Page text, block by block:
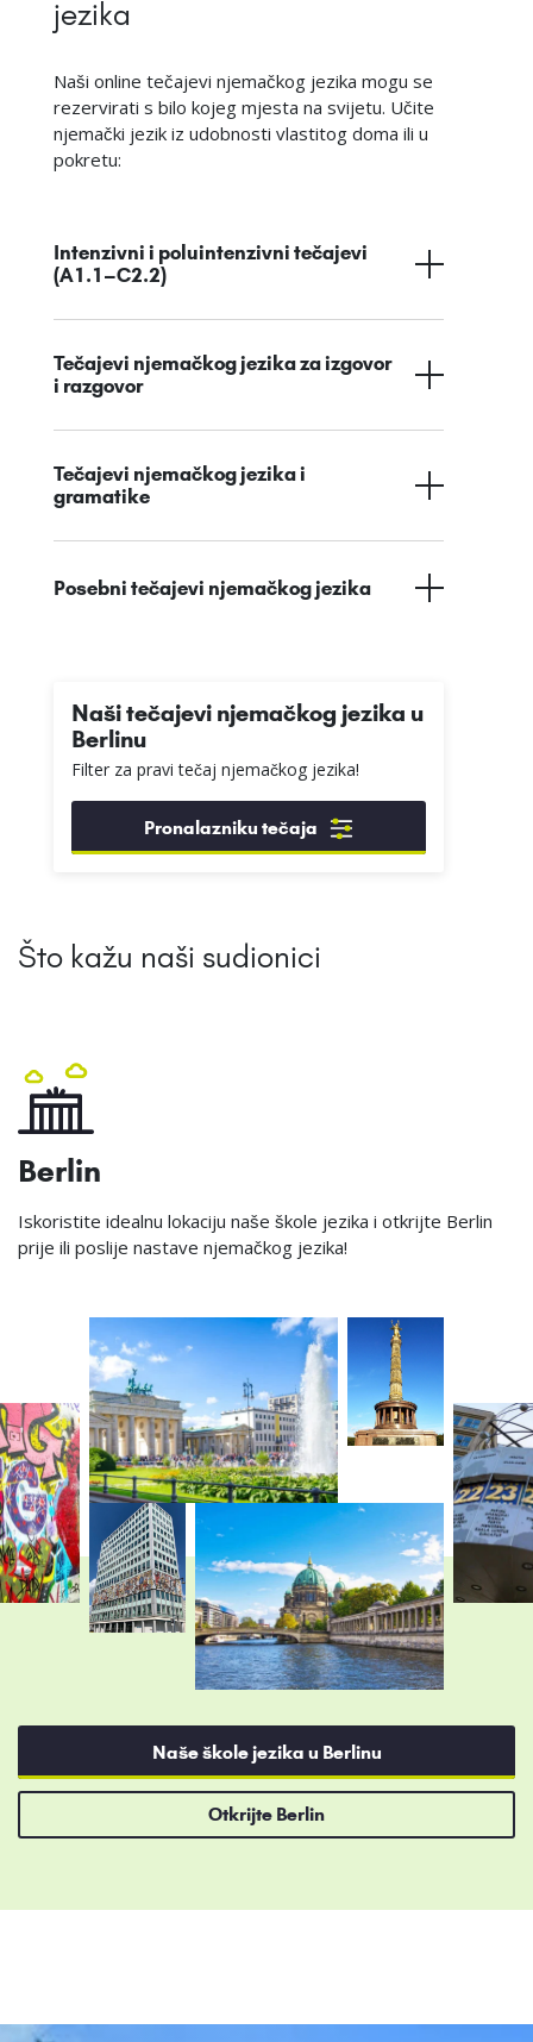
jezika
Naši online tečajevi njemačkog jezika mogu se
rezervirati s bilo kojeg mjesta na svijetu. Učite
njemački jezik iz udobnosti vlastitog doma ili u
pokretu:
Intenzivni i poluintenzivni tečajevi
(A1.1–C2.2)
Tečajevi njemačkog jezika za izgovor
i razgovor
Tečajevi njemačkog jezika i
gramatike
Posebni tečajevi njemačkog jezika
Naši tečajevi njemačkog jezika u
Berlinu
Filter za pravi tečaj njemačkog jezika!
Pronalazniku tečaja
Što kažu naši sudionici
Berlin
Iskoristite idealnu lokaciju naše škole jezika i otkrijte Berlin
prije ili poslije nastave njemačkog jezika!
Naše škole jezika u Berlinu
Otkrijte Berlin